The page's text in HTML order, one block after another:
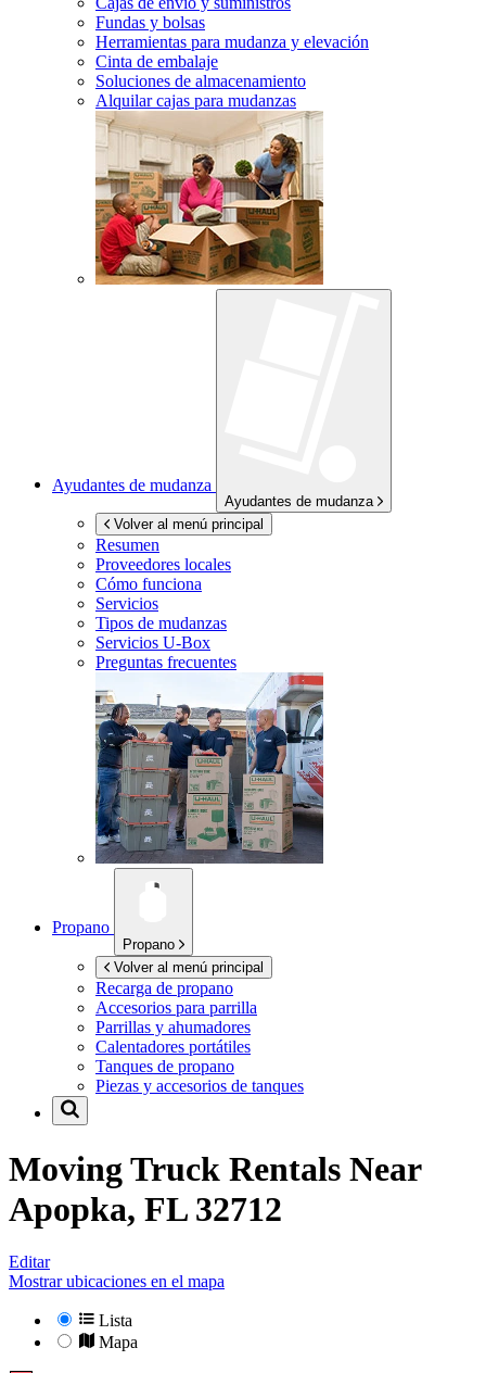
Fundas y bolsas
Herramientas para mudanza y elevación
Cinta de embalaje
Soluciones de almacenamiento
Alquilar cajas para mudanzas
Ayudantes de mudanza
Ayudantes de mudanza
Volver al menú principal
Resumen
Proveedores locales
Cómo funciona
Servicios
Tipos de mudanzas
Servicios U-Box
Preguntas frecuentes
Propano
Propano
Volver al menú principal
Recarga de propano
Accesorios para parrilla
Parrillas y ahumadores
Calentadores portátiles
Tanques de propano
Piezas y accesorios de tanques
Moving Truck Rentals Near
Apopka, FL 32712
Editar
Mostrar ubicaciones en el mapa
Lista
Mapa